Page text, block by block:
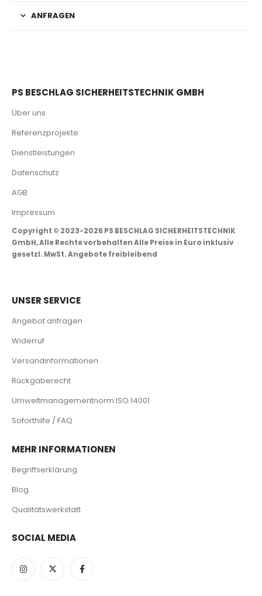
ANFRAGEN
PS BESCHLAG SICHERHEITSTECHNIK GMBH
Über uns
Referenzprojekte
Dienstleistungen
Datenschutz
AGB
Impressum
Copyright © 2023-2026 PS BESCHLAG SICHERHEITSTECHNIK
GmbH, Alle Rechte vorbehalten Alle Preise in Euro inklusiv
gesetzl. MwSt. Angebote freibleibend
UNSER SERVICE
Angebot anfragen
Widerruf
Versandinformationen
Rückgaberecht
Umweltmanagementnorm ISO 14001
Soforthilfe / FAQ
MEHR INFORMATIONEN
Begriffserklärung
Blog
Qualitätswerkstatt
SOCIAL MEDIA